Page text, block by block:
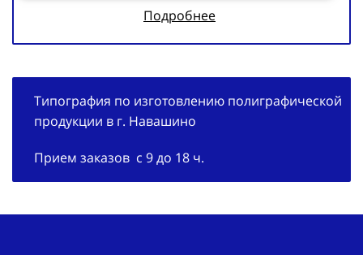
Подробнее
Типография по изготовлению полиграфической
продукции в г. Навашино
Прием заказов с 9 до 18 ч.